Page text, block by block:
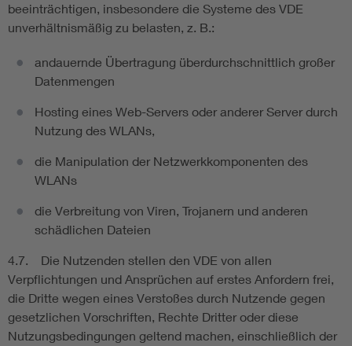
beeinträchtigen, insbesondere die Systeme des VDE
unverhältnismäßig zu belasten, z. B.:
andauernde Übertragung überdurchschnittlich großer
Datenmengen
Hosting eines Web-Servers oder anderer Server durch
Nutzung des WLANs,
die Manipulation der Netzwerkkomponenten des
WLANs
die Verbreitung von Viren, Trojanern und anderen
schädlichen Dateien
4.7. Die Nutzenden stellen den VDE von allen
Verpflichtungen und Ansprüchen auf erstes Anfordern frei,
die Dritte wegen eines Verstoßes durch Nutzende gegen
gesetzlichen Vorschriften, Rechte Dritter oder diese
Nutzungsbedingungen geltend machen, einschließlich der